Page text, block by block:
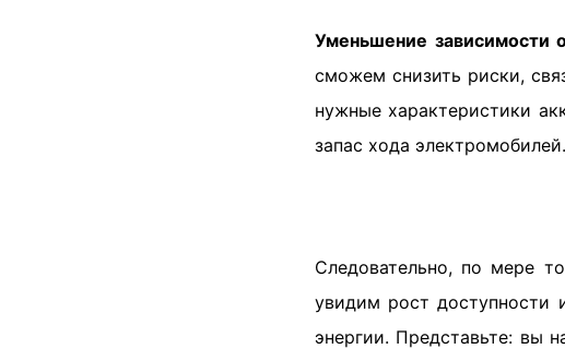
Уменьшение зависимости
сможем снизить риски,
нужные характеристики
запас хода
Следовательно, по мере
увидим рост доступности
энергии. Представьте: вы